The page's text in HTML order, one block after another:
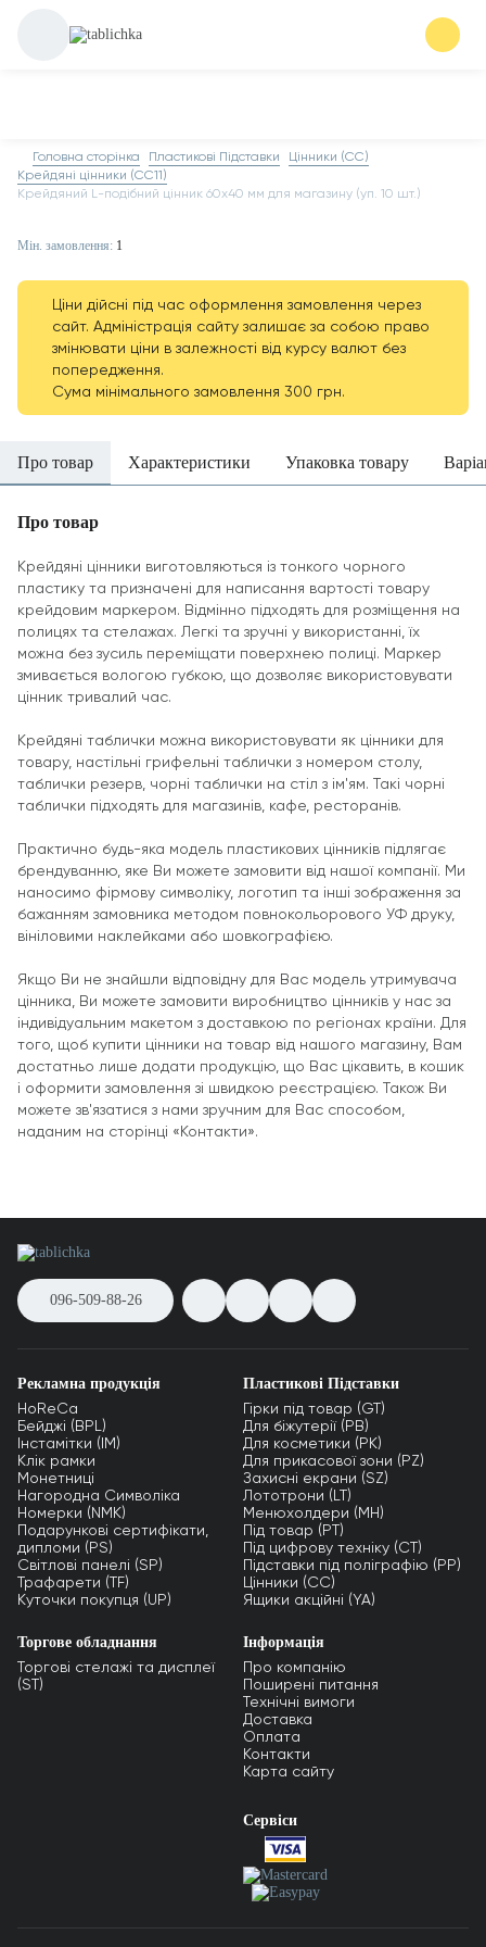
Головна сторінка Пластикові Підставки
Цінники (СС)
Крейдяні цінники (CC11)
Крейдяний L-подібний цінник 60х40 мм для магазину (уп. 10 шт.)
Мін. замовлення: 1
Ціни дійсні під час оформлення замовлення через
сайт. Адміністрація сайту залишає за собою право
змінювати ціни в залежності від курсу валют без
попередження.
Сума мінімального замовлення 300 грн.
Про товар Характеристики Упаковка товару
Про товар
Крейдяні цінники виготовляються із тонкого чорного
пластику та призначені для написання вартості товару
крейдовим маркером. Відмінно підходять для розміщення на
полицях та стелажах. Легкі та зручні у використанні, їх
можна без зусиль переміщати поверхнею полиці. Маркер
змивається вологою губкою, що дозволяє використовувати
цінник тривалий час.
Крейдяні таблички можна використовувати як цінники для
товару, настільні грифельні таблички з номером столу,
таблички резерв, чорні таблички на стіл з ім'ям. Такі чорні
таблички підходять для магазинів, кафе, ресторанів.
Практично будь-яка модель пластикових цінників підлягає
брендуванню, яке Ви можете замовити від нашої компанії. Ми
наносимо фірмову символіку, логотип та інші зображення за
бажанням замовника методом повнокольорового УФ друку,
вініловими наклейками або шовкографією.
Якщо Ви не знайшли відповідну для Вас модель утримувача
цінника, Ви можете замовити виробництво цінників у нас за
індивідуальним макетом з доставкою по регіонах країни. Для
того, щоб купити цінники на товар від нашого магазину, Вам
достатньо лише додати продукцію, що Вас цікавить, в кошик
і оформити замовлення зі швидкою реєстрацією. Також Ви
можете зв'язатися з нами зручним для Вас способом,
наданим на сторінці «Контакти».
096-509-88-26
Рекламна продукція
HoReCa
Бейджі (BPL)
Інстамітки (IM)
Клік рамки
Монетниці
Нагородна Символіка
Номерки (NMK)
Подарункові сертифікати,
дипломи (PS)
Світлові панелі (SP)
Трафарети (TF)
Куточки покупця (UP)
Пластикові Підставки
Гірки під товар (GT)
Для біжутерії (PB)
Для косметики (PK)
Для прикасової зони (PZ)
Захисні екрани (SZ)
Лототрони (LT)
Менюхолдери (MH)
Під товар (PT)
Під цифрову техніку (CT)
Підставки під поліграфію (PP)
Цінники (СС)
Ящики акційні (YA)
Торгове обладнання
Торгові стелажі та дисплеї
(ST)
Інформація
Про компанію
Поширені питання
Технічні вимоги
Доставка
Оплата
Контакти
Карта сайту
Сервіси